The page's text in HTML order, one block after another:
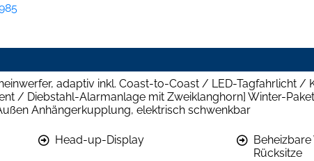
adaptiv inkl. Coast-to-Coast / LED-Tagfahrlicht /
/ Diebstahl-Alarmanlage mit Zweiklanghorn] Winter-
Anhängerkupplung, elektrisch schwenkbar
Head-up-Display
Rücksitze